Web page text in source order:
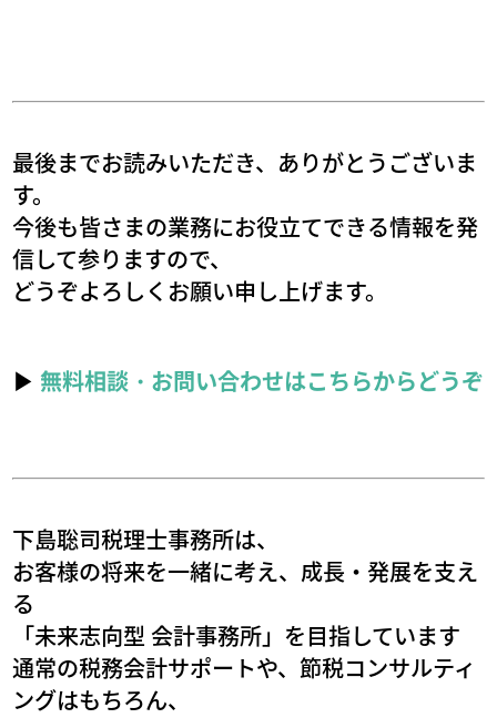
最後までお読みいただき、ありがとうございま
す。
今後も皆さまの業務にお役立てできる情報を発
信して参りますので、
どうぞよろしくお願い申し上げます。
▶無料相談・お問い合わせはこちらからどうぞ
下島聡司税理士事務所は、
お客様の将来を一緒に考え、成長・発展を支え
る
「未来志向型 会計事務所」を目指しています
通常の税務会計サポートや、節税コンサルティ
ングはもちろん、